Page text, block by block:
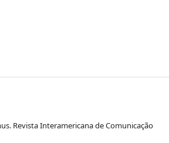
Revista Interamericana de Comunicação